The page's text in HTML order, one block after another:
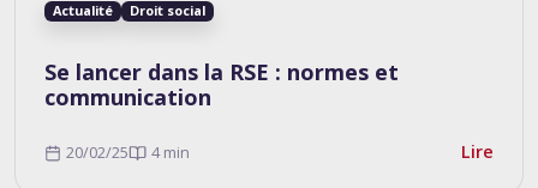
Actualité Droit social
Se lancer dans la RSE : normes et
communication
20/02/25 4 min Lire